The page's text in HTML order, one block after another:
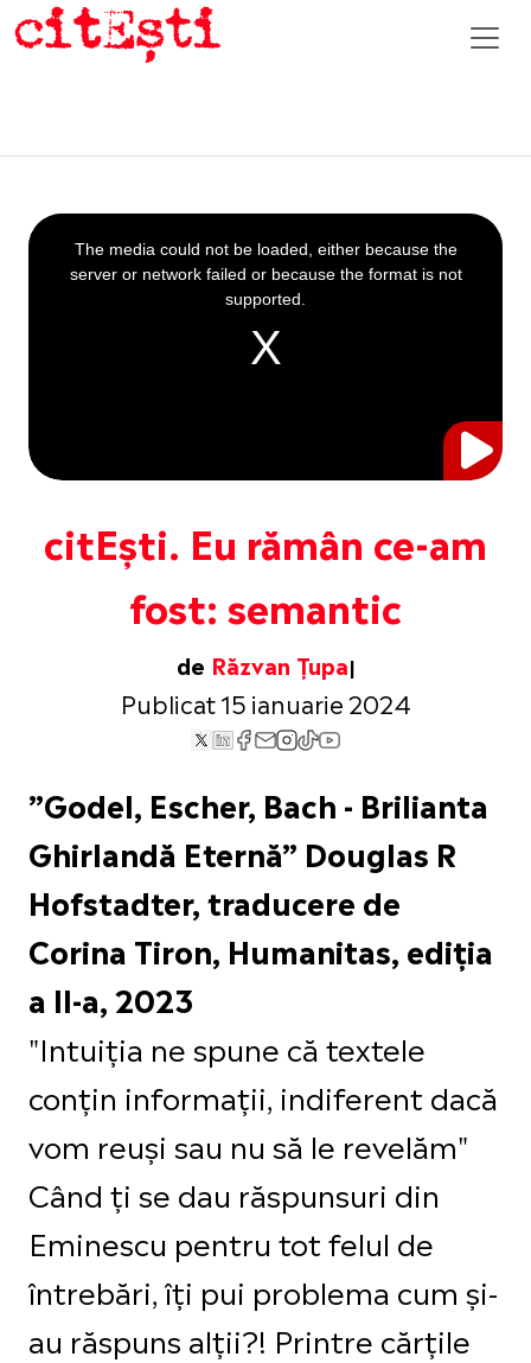
citEști. Eu rămân ce-am
fost: semantic
de Răzvan Țupa
Publicat 15 ianuarie 2024
This
is
a
The media could not be loaded, either because the
server or network failed or because the format is not
supported.
”Godel, Escher, Bach - Brilianta
Ghirlandă Eternă” Douglas R
Hofstadter, traducere de
Corina Tiron, Humanitas, ediția
a II-a, 2023
"Intuiția ne spune că textele
conțin informații, indiferent dacă
vom reuși sau nu să le revelăm"
Când ți se dau răspunsuri din
Eminescu pentru tot felul de
întrebări, îți pui problema cum și-
au răspuns alții?! Printre cărțile